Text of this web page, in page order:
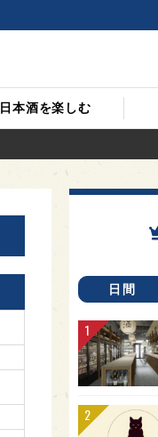
日本酒を楽しむ
日間